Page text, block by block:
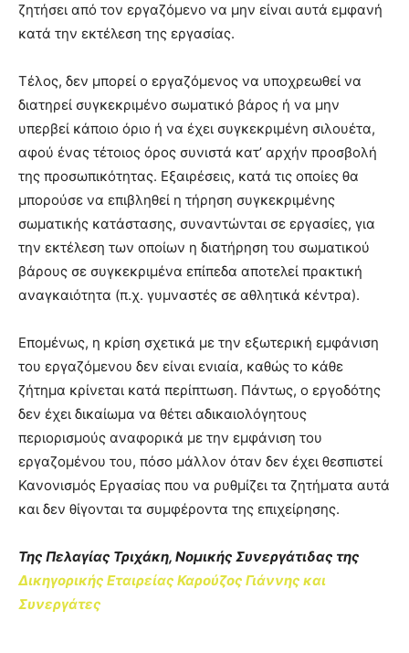
ζητήσει από τον εργαζόμενο να μην είναι αυτά εμφανή
κατά την εκτέλεση της εργασίας.
Τέλος, δεν μπορεί ο εργαζόμενος να υποχρεωθεί να
διατηρεί συγκεκριμένο σωματικό βάρος ή να μην
υπερβεί κάποιο όριο ή να έχει συγκεκριμένη σιλουέτα,
αφού ένας τέτοιος όρος συνιστά κατ’ αρχήν προσβολή
της προσωπικότητας. Εξαιρέσεις, κατά τις οποίες θα
μπορούσε να επιβληθεί η τήρηση συγκεκριμένης
σωματικής κατάστασης, συναντώνται σε εργασίες, για
την εκτέλεση των οποίων η διατήρηση του σωματικού
βάρους σε συγκεκριμένα επίπεδα αποτελεί πρακτική
αναγκαιότητα (π.χ. γυμναστές σε αθλητικά κέντρα).
Επομένως, η κρίση σχετικά με την εξωτερική εμφάνιση
του εργαζόμενου δεν είναι ενιαία, καθώς το κάθε
ζήτημα κρίνεται κατά περίπτωση. Πάντως, ο εργοδότης
δεν έχει δικαίωμα να θέτει αδικαιολόγητους
περιορισμούς αναφορικά με την εμφάνιση του
εργαζομένου του, πόσο μάλλον όταν δεν έχει θεσπιστεί
Κανονισμός Εργασίας που να ρυθμίζει τα ζητήματα αυτά
και δεν θίγονται τα συμφέροντα της επιχείρησης.
Της Πελαγίας Τριχάκη, Νομικής Συνεργάτιδας της
Δικηγορικής Εταιρείας Καρούζος Γιάννης και
Συνεργάτες